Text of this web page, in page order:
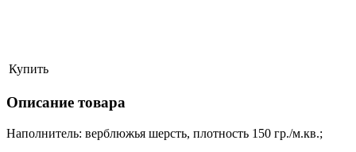
Купить
Описание товара
Наполнитель: верблюжья шерсть, плотность 150 гр./м.кв.;